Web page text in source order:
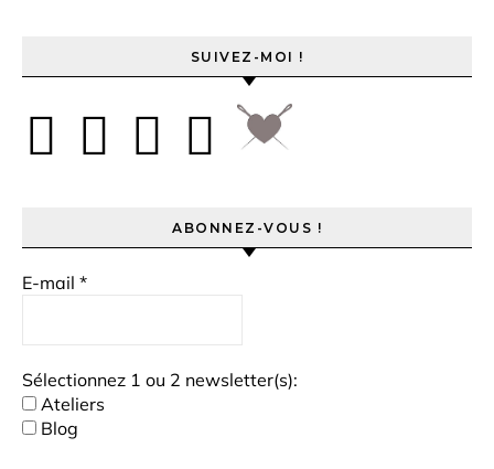
SUIVEZ-MOI !
ABONNEZ-VOUS !
E-mail *
Sélectionnez 1 ou 2 newsletter(s):
Ateliers
Blog